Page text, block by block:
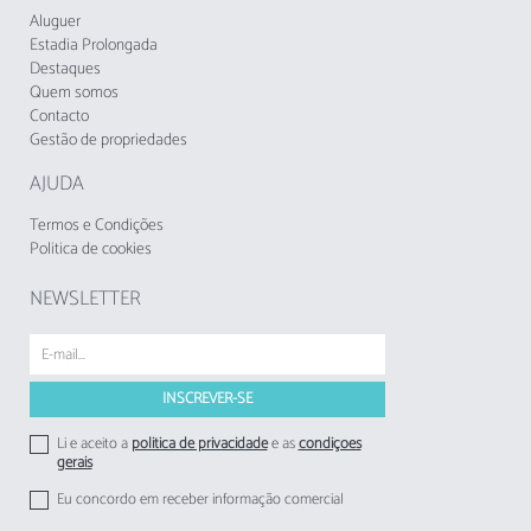
desde 1 de novembro de 2024, deverá cobrada
pelos empreendimentos turísticos e
estabelecimentos de alojamento local aos
Aluguer
Estadia Prolongada
Destaques
Quem somos
Contacto
Gestão de propriedades
AJUDA
Termos e Condições
Politica de cookies
NEWSLETTER
Li e aceito apolitica de privacidadee ascondições
gerais
Eu concordo em receber informação comercial